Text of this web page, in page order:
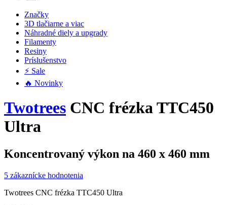
Značky
3D tlačiarne a viac
Náhradné diely a upgrady
Filamenty
Resiny
Príslušenstvo
⚡ Sale
🔥 Novinky
Twotrees CNC frézka TTC450
Ultra
Koncentrovaný výkon na 460 x 460 mm
5 zákaznícke hodnotenia
Twotrees CNC frézka TTC450 Ultra